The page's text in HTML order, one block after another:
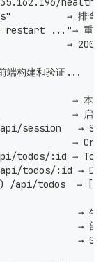
→ 排查
restart ..."→ 重启
→ 200!
端构建和验证...
→ 本地安
→ 启
session   →
→
todos/:id →
/api/todos/:id →
/api/todos  → []
→ 生
→ 部署静
→